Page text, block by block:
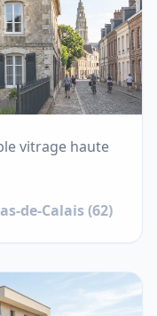
vitrage haute
de-Calais(62)